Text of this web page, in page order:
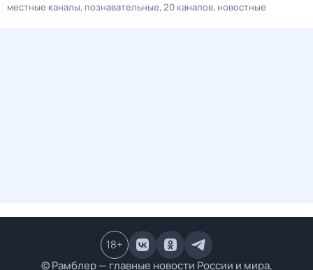
местные каналы познавательные 20 каналов новостные
© Рамблер — главные новости России и мира,
18+